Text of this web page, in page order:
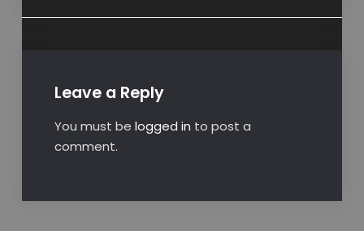
Leave a Reply
You must be logged in to post a
comment.